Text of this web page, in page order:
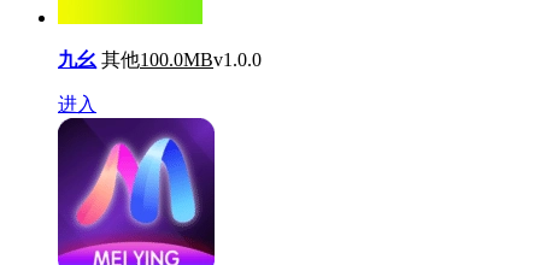
九幺 其他100.0MBv1.0.0
进入